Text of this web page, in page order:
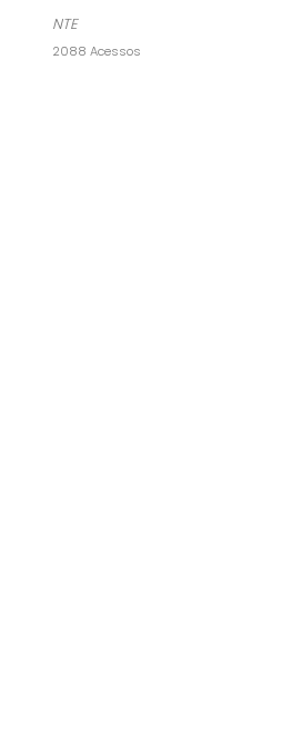
NTE
2088 Acessos